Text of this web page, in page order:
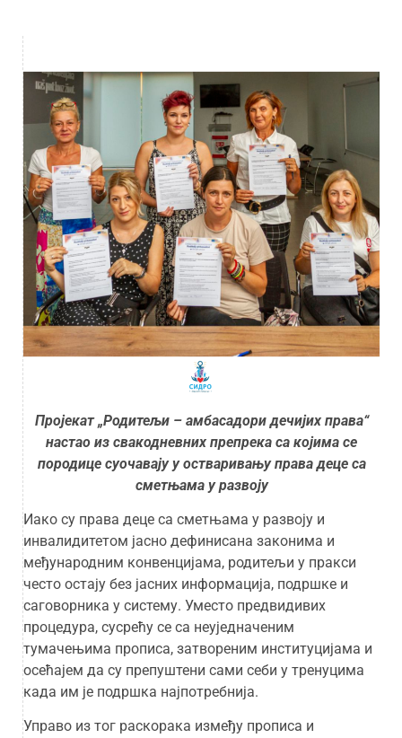
Пројекат „Родитељи – амбасадори дечијих права“
настао из свакодневних препрека са којима се
породице суочавају у остваривању права деце са
сметњама у развоју
Иако су права деце са сметњама у развоју и
инвалидитетом јасно дефинисана законима и
међународним конвенцијама, родитељи у пракси
често остају без јасних информација, подршке и
саговорника у систему. Уместо предвидивих
процедура, сусрећу се са неуједначеним
тумачењима прописа, затвореним институцијама и
осећајем да су препуштени сами себи у тренуцима
када им је подршка најпотребнија.
Управо из тог раскорака између прописа и